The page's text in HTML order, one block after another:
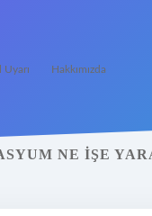
Uyarı Hakkımızda
NE IŞE